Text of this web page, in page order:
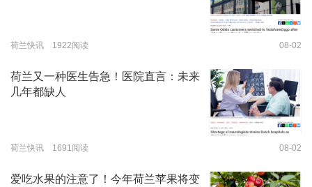
荷兰快讯 1922阅读 08-02
荷兰又一种医生告急！医院直言：未来
几年都缺人
荷兰快讯 1691阅读 08-02
爱吃水果的注意了！今年荷兰苹果将变